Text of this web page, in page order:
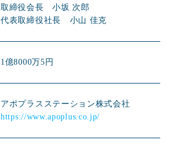
取締役会長 小坂 次郎
代表取締役社長 小山 佳克
1億8000万5円
アポプラスステーション株式会社
https://www.apoplus.co.jp/